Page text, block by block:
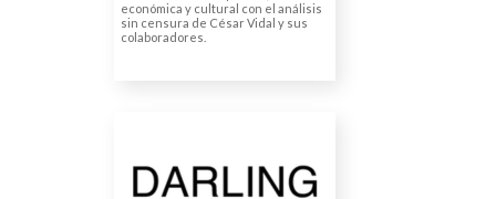
económica y cultural con el análisis
sin censura de César Vidal y sus
colaboradores.
Traducciones de envases